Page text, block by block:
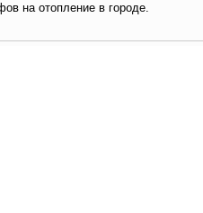
на отопление в городе.